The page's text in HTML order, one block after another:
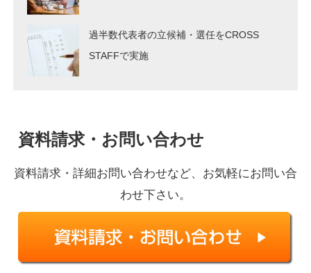
過半数代表者の立候補・選任をCROSS
STAFFで実施
資料請求・お問い合わせ
資料請求・詳細お問い合わせなど、お気軽にお問い合
わせ下さい。